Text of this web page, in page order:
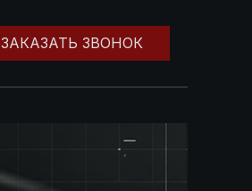
ЗАКАЗАТЬ ЗВОНОК